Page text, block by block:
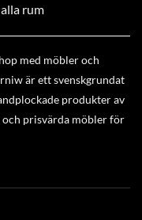
rum
med möbler och
är ett svenskgrundat
produkter av
prisvärda möbler för